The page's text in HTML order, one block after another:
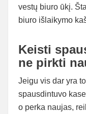
vestų biuro ūkį.
biuro išlaikymo
Keisti
ne pirkti
Jeigu vis dar yra
spausdintuvo
o perka naujas,